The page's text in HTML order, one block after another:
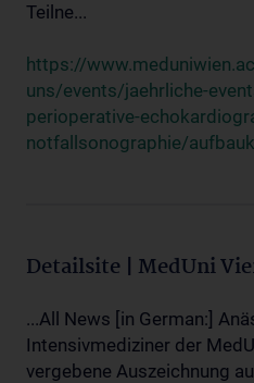
Teilne...
https://
uns/events/jaehrliche-
perioperative-
notfallsonographie/
Detailsite | MedUni
...All News [in German:]
Intensivmediziner der
vergebene Auszeichnung